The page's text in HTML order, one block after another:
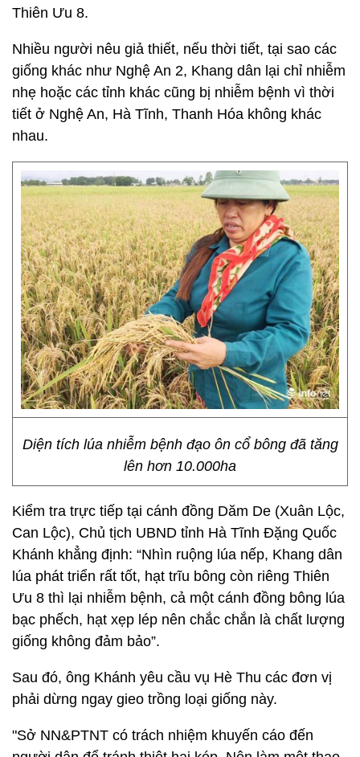
Thiên Ưu 8.
Nhiều người nêu giả thiết, nếu thời tiết, tại sao các
giống khác như Nghệ An 2, Khang dân lại chỉ nhiễm
nhẹ hoặc các tỉnh khác cũng bị nhiễm bệnh vì thời
tiết ở Nghệ An, Hà Tĩnh, Thanh Hóa không khác
nhau.
Diện tích lúa nhiễm bệnh đạo ôn cổ bông đã tăng
lên hơn 10.000ha
Kiểm tra trực tiếp tại cánh đồng Dăm De (Xuân Lộc,
Can Lộc), Chủ tịch UBND tỉnh Hà Tĩnh Đặng Quốc
Khánh khẳng định: “Nhìn ruộng lúa nếp, Khang dân
lúa phát triển rất tốt, hạt trĩu bông còn riêng Thiên
Ưu 8 thì lại nhiễm bệnh, cả một cánh đồng bông lúa
bạc phếch, hạt xẹp lép nên chắc chắn là chất lượng
giống không đảm bảo”.
Sau đó, ông Khánh yêu cầu vụ Hè Thu các đơn vị
phải dừng ngay gieo trồng loại giống này.
"Sở NN&PTNT có trách nhiệm khuyến cáo đến